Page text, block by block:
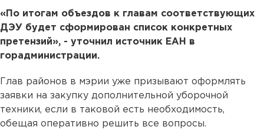
«По итогам объездов к главам соответствующих
ДЭУ будет сформирован список конкретных
претензий», - уточнил источник ЕАН в
горадминистрации.
Глав районов в мэрии уже призывают оформлять
заявки на закупку дополнительной уборочной
техники, если в таковой есть необходимость,
обещая оперативно решить все вопросы.